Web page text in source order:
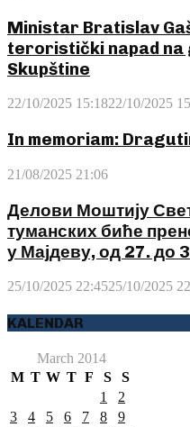
Ministar Bratislav
teroristički napad na
Skupštine
22/10/2025 15:1822/10/2025
In memoriam:
21/08/2025 21:06
Делови Моштију
туманских биће
у Мајдеву, од 27. до
25/10/2025 22:4525/10/2025
KALENDAR
March 2014
M T W T F S
S
1
2
3
4 5 6 7 8
9